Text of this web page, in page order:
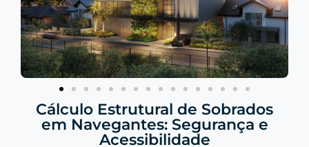
Cálculo Estrutural de Sobrados
em Navegantes: Segurança e
Acessibilidade